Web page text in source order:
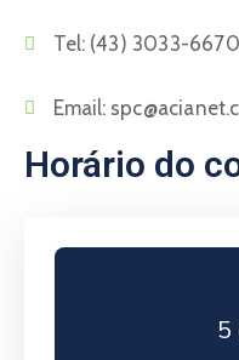
Tel: (43) 3033-6670
Email:
Horário do
5